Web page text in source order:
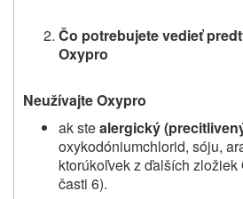
Čo potrebujete vedieť
Oxypro
Neužívajte Oxypro
ak stealergický
oxykodóniumchlorid, sóju,
ktorúkoľvek z ďalších
časti 6).